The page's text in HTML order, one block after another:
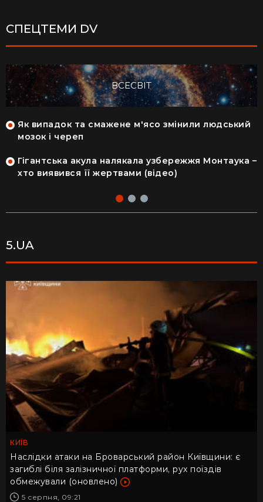
СПЕЦТЕМИ DV
ВСЕСВІТ
Як випадок та смажене м'ясо змінили людський
мозок і череп
Гігантська акула налякала узбережжя Монтаука –
хто виявився її жертвами (відео)
5.UA
КИЇВ
Наслідки атаки на Броварський район Київщини: є
загиблі біля залізничної платформи, рух поїздів
обмежували (оновлено)
5 серпня, 09:21